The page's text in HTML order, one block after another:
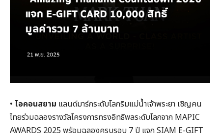
• ไอคอนสยาม แลนด์มาร์กระดับโลกริมแม่น้ำเจ้าพระยา เชิญคน
ไทยร่วมฉลองรางวัลโครงการทรงอิทธิพลระดับโลกจาก MAPIC
AWARDS 2025 พร้อมฉลองครบรอบ 7 ปี แจก SIAM E-GIFT